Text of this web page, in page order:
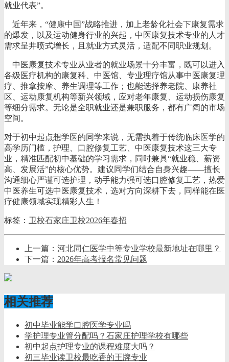
就业代表”。
近年来，“健康中国”战略推进，加上老龄化社会下康复需求
的爆发，以及运动健身行业的兴起，中医康复技术专业的人才
需求呈井喷式增长，且就业方式灵活，适配不同职业规划。
中医康复技术专业从业者的就业场景十分丰富，既可以进入
各级医疗机构的康复科、中医馆、专业理疗馆从事中医康复理
疗、推拿按摩、养生调理等工作；也能选择养老院、康养社
区、运动康复机构等新兴领域，应对老年康复、运动损伤康复
等细分需求。无论是全职就业还是兼职服务，都有广阔的市场
空间。
对于初中起点想学医的同学来说，无需执着于传统临床医学的
高学历门槛，护理、口腔修复工艺、中医康复技术这三大专
业，精准匹配初中基础的学习需求，同时兼具“就业稳、薪资
高、发展活”的核心优势。建议同学们结合自身兴趣——擅长
沟通细心严谨可选护理，动手能力强可选口腔修复工艺，热爱
中医养生可选中医康复技术，选对方向深耕下去，同样能在医
疗健康领域实现精彩人生！
标签： 卫校石家庄卫校2026年春招
上一篇： 河北同仁医学中等专业学校最新地址在哪里？
下一篇： 2026年高考报名常见问题
相关推荐
初中毕业能学口腔医学专业吗
学护理专业管分配吗？石家庄护理学校有哪些
初中起点护理专业的课程难度大吗？
初三毕业读卫校最吃香的王牌专业